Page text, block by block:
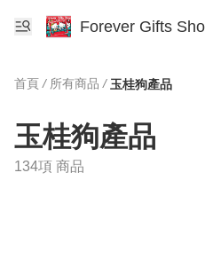
Forever Gifts
首頁 / 所有商品 / 玉桂狗產品
玉桂狗產品
134項 商品